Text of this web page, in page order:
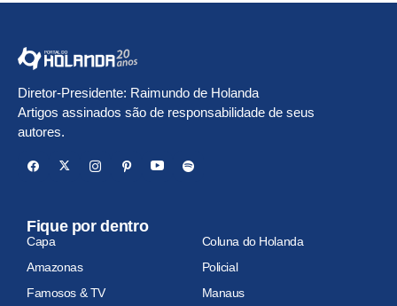
Diretor-Presidente: Raimundo de Holanda
Artigos assinados são de responsabilidade de seus
autores.
Fique por dentro
Capa
Coluna do Holanda
Amazonas
Policial
Famosos & TV
Manaus